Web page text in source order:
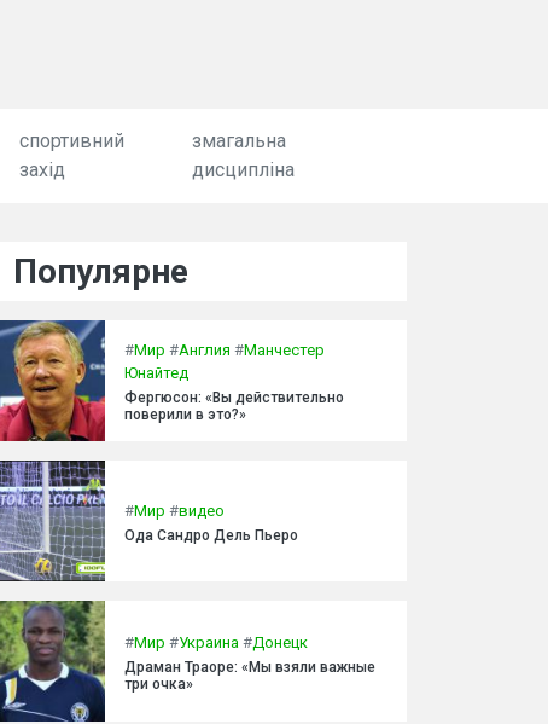
спортивний
захід
змагальна
дисципліна
Популярне
#Мир #Англия #Манчестер
Юнайтед
Фергюсон: «Вы действительно
поверили в это?»
#Мир #видео
Ода Сандро Дель Пьеро
#Мир #Украина #Донецк
Драман Траоре: «Мы взяли важные
три очка»